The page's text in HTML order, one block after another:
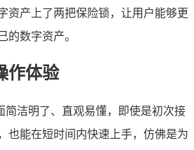
资产上了两把保险锁，让用户能够更
的数字资产。
作体验
简洁明了、直观易懂，即使是初次接
也能在短时间内快速上手，仿佛是为